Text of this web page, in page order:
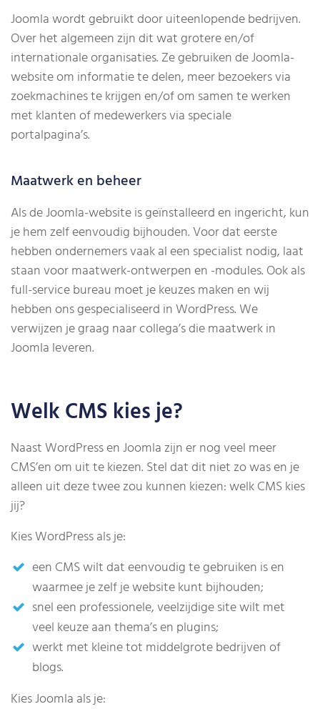
Joomla wordt gebruikt door uiteenlopende bedrijven.
Over het algemeen zijn dit wat grotere en/of
internationale organisaties. Ze gebruiken de Joomla-
website om informatie te delen, meer bezoekers via
zoekmachines te krijgen en/of om samen te werken
met klanten of medewerkers via speciale
portalpagina’s.
Maatwerk en beheer
Als de Joomla-website is geïnstalleerd en ingericht, kun
je hem zelf eenvoudig bijhouden. Voor dat eerste
hebben ondernemers vaak al een specialist nodig, laat
staan voor maatwerk-ontwerpen en -modules. Ook als
full-service bureau moet je keuzes maken en wij
hebben ons gespecialiseerd in WordPress. We
verwijzen je graag naar collega’s die maatwerk in
Joomla leveren.
Welk CMS kies je?
Naast WordPress en Joomla zijn er nog veel meer
CMS’en om uit te kiezen. Stel dat dit niet zo was en je
alleen uit deze twee zou kunnen kiezen: welk CMS kies
jij?
Kies WordPress als je:
een CMS wilt dat eenvoudig te gebruiken is en
waarmee je zelf je website kunt bijhouden;
snel een professionele, veelzijdige site wilt met
veel keuze aan thema’s en plugins;
werkt met kleine tot middelgrote bedrijven of
blogs.
Kies Joomla als je: